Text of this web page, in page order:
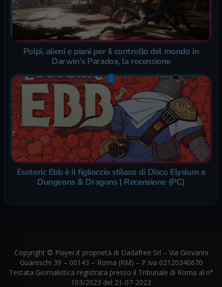
Polpi, alieni e piani per il controllo del mondo in
Darwin’s Paradox, la recensione
Esoteric Ebb è il figlioccio stiloso di Disco Elysium e
Dungeons & Dragons | Recensione (PC)
Copyright © Player.it proprietà di Dadafree Srl – Via Giovanni
Guareschi 39 – 00143 – Roma (RM) – P.Iva 02120340670
Testata Giornalistica registrata presso il Tribunale di Roma al n°
103/2023 del 21-07-2023